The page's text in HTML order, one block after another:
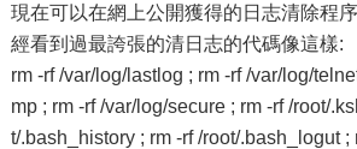
現在可以在網上公開獲得的日志清除程
經看到過最誇張的清日志的代碼像這樣:
rm -rf /var/log/lastlog ; rm -rf /var/log/
mp ; rm -rf /var/log/secure ; rm -rf /root/
t/.bash_history ; rm -rf /root/.bash_logut ;